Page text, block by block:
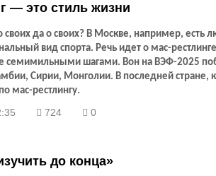
— это стиль жизни
своих да о своих? В Москве, например, есть
вид спорта. Речь идет о мас-
семимильными шагами. Вон на ВЭФ-2025
Сирии, Монголии. В последней стране,
мас-рестлингу.
724 0
до конца»